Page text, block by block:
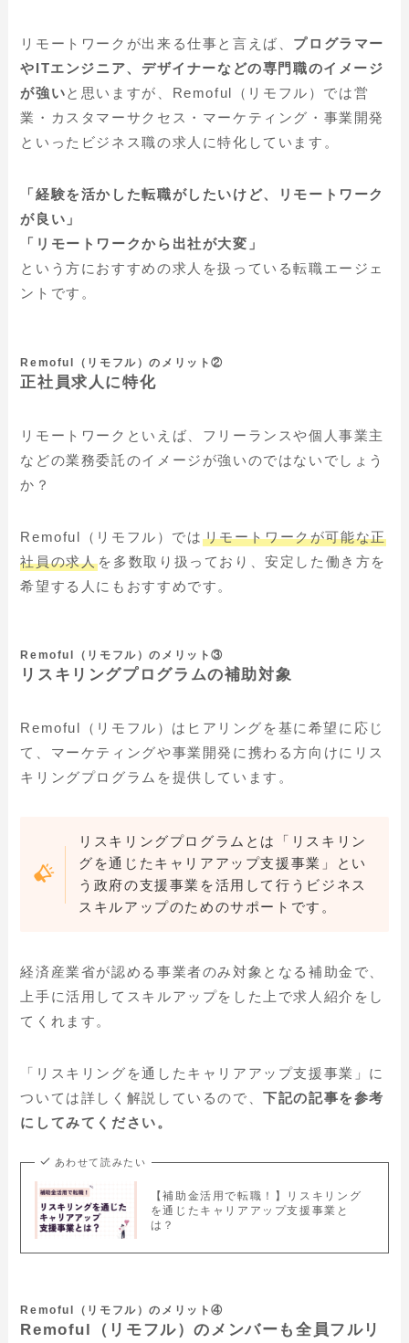
リモートワークが出来る仕事と言えば、 プログラマー
やITエンジニア、デザイナーなどの専門職のイメージ
が強いと思いますが、Remoful（リモフル）では営
業・カスタマーサクセス・マーケティング・事業開発
といったビジネス職の求人に特化しています。
「経験を活かした転職がしたいけど、リモートワーク
が良い」
「リモートワークから出社が大変」
という方におすすめの求人を扱っている転職エージェ
ントです。
Remoful（リモフル）のメリット②
正社員求人に特化
リモートワークといえば、フリーランスや個人事業主
などの業務委託のイメージが強いのではないでしょう
か？
Remoful（リモフル）では リモートワークが可能な正
社員の求人 を多数取り扱っており、安定した働き方を
希望する人にもおすすめです。
Remoful（リモフル）のメリット③
リスキリングプログラムの補助対象
Remoful（リモフル）はヒアリングを基に希望に応じ
て、マーケティングや事業開発に携わる方向けにリス
キリングプログラムを提供しています。
リスキリングプログラムとは「リスキリン
グを通じたキャリアアップ支援事業」とい
う政府の支援事業を活用して行うビジネス
スキルアップのためのサポートです。
経済産業省が認める事業者のみ対象となる補助金 で、
上手に活用してスキルアップをした上で求人紹介をし
てくれます。
「リスキリングを通したキャリアアップ支援事業」に
ついては詳しく解説しているので、下記の記事を参考
にしてみてください。
あわせて読みたい
【補助金活用で転職！】リスキリング
を通じたキャリアアップ支援事業と
は？
Remoful（リモフル）のメリット④
Remoful（リモフル）のメンバーも全員フルリ